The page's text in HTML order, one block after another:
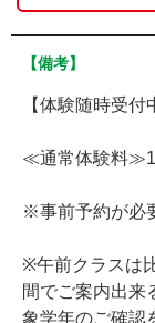
【備考】
【体験随時受付
≪通常体験料
※事前予約が必
※午前クラスは
間でご案内出来
象学年のご確認